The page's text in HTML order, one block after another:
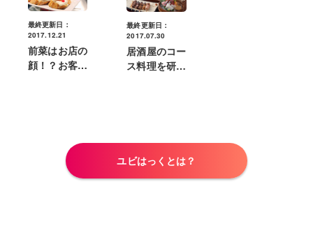
最終更新日：
2017.12.21
前菜はお店の
顔！？お客様
最終更新日：
2017.07.30
居酒屋のコー
ス料理を研
ユビはっくとは？